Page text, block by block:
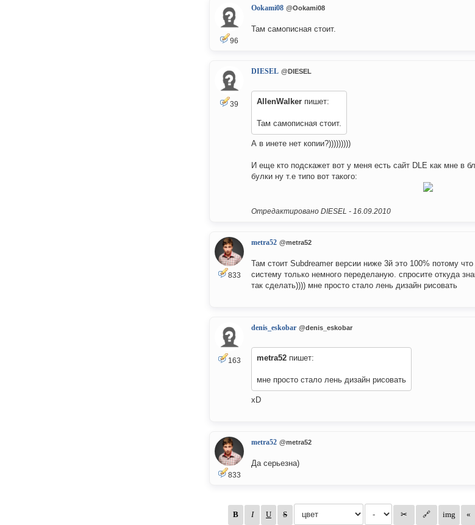
96
Ookami08 @Ookami08
Там самописная стоит.
39
DIESEL @DIESEL
AllenWalker пишет:
Там самописная стоит.
А в инете нет копии?)))))))))
И еще кто подскажет вот у меня есть cайт DLE как мне в
булки ну т.е типо вот такого:
Отредактировано DIESEL - 16.09.2010
833
metra52 @metra52
Там стоит Subdreamer версии ниже 3й это 100% потому
систему только немного переделаную. спросите откуда
так сделать)))) мне просто стало лень дизайн рисовать
163
denis_eskobar @denis_eskobar
metra52 пишет:
мне просто стало лень дизайн рисовать
xD
833
metra52 @metra52
Да серьезна)